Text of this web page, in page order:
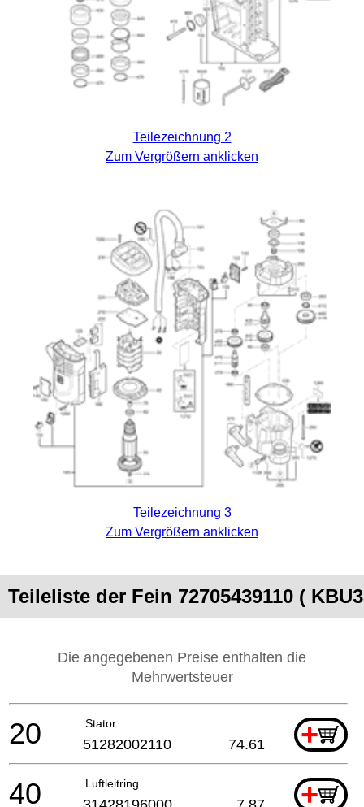
Teilezeichnung 2
Zum Vergrößern anklicken
Teilezeichnung 3
Zum Vergrößern anklicken
Teileliste der Fein 72705439110 (
Die angegebenen Preise enthalten die
Mehrwertsteuer
Stator +
20 51282002110 74.61
Luftleitring +
40